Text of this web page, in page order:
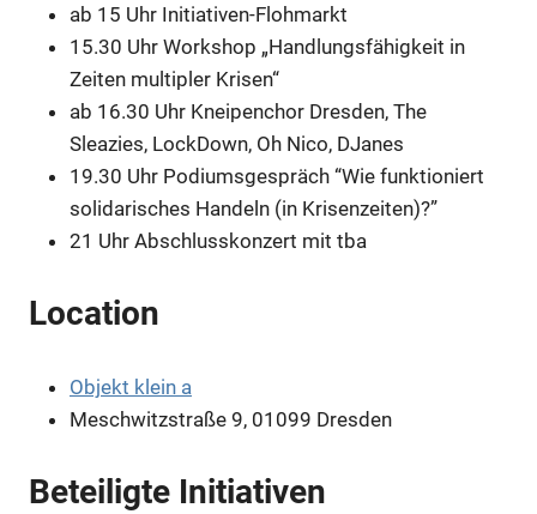
Anzeige
Anzeige
ab 15 Uhr Initiativen-Flohmarkt
15.30 Uhr Workshop „Handlungsfähigkeit in
Zeiten multipler Krisen“
ab 16.30 Uhr Kneipenchor Dresden, The
Sleazies, LockDown, Oh Nico, DJanes
19.30 Uhr Podiumsgespräch “Wie funktioniert
solidarisches Handeln (in Krisenzeiten)?”
21 Uhr Abschlusskonzert mit tba
Location
Objekt klein a
Meschwitzstraße 9, 01099 Dresden
Beteiligte Initiativen